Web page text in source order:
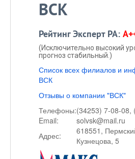
ВСК
Рейтинг Эксперт РА:
(Исключительно высокий
прогноз стабильный.)
Список всех филиалов и
ВСК
Отзывы о компании "ВСК"
Телефоны:(34253) 7-08-08,
Email:
solvsk@mail.ru
Адрес:
618551,
Кузнецова, 5